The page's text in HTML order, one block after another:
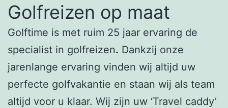
Golfreizen op maat
Golftime is met ruim 25 jaar ervaring de
specialist in golfreizen. Dankzij onze
jarenlange ervaring vinden wij altijd uw
perfecte golfvakantie en staan wij als team
altijd voor u klaar. Wij zijn uw ‘Travel caddy’